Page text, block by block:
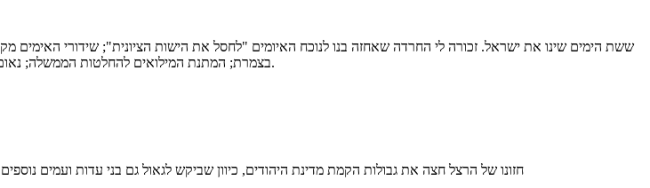
ששת הימים שינו את ישראל. זכורה לי החרדה שאחזה בנו לנוכח האיומים "לחסל את הישות הציונית"; שידורי האימים
בצמרת; המתנת המילואים להחלטות הממשלה; נאום הגמגום של לוי אשכול ואנחת הרווחה כשהוקמה ממשלת אחדות לאומית ומינוי משה דיין כשר הביטחון.
חזונו של הרצל חצה את גבולות הקמת מדינת היהודים, כיוון שביקש לגאול גם בני עדות ועמים